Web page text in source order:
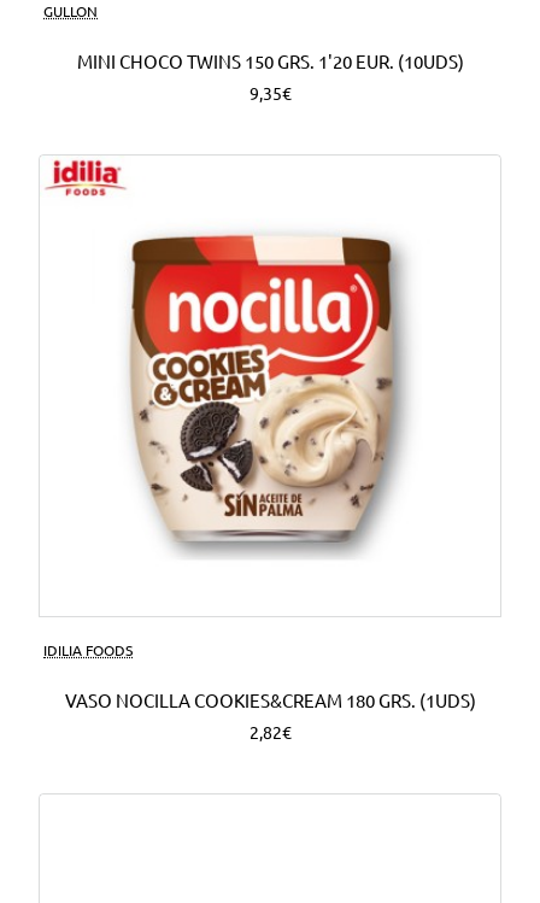
GULLON
MINI CHOCO TWINS 150 GRS. 1'20 EUR. (10UDS)
9,35€
IDILIA FOODS
VASO NOCILLA COOKIES&CREAM 180 GRS. (1UDS)
2,82€